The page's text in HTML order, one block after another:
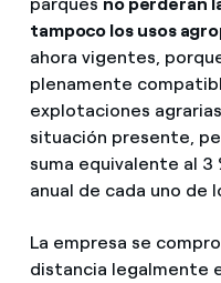
tampoco los usos
ahora vigentes,
plenamente
explotaciones
situación presente,
suma equivalente al
anual de cada uno de
La empresa se
distancia legalmente